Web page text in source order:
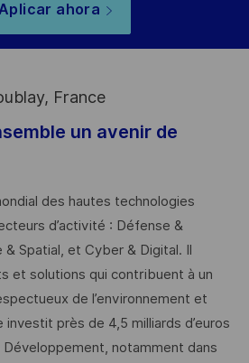
ahora
France
un avenir de
des hautes technologies
d’activité : Défense &
Spatial, et Cyber & Digital. Il
et solutions qui contribuent à un
de l’environnement et
investit près de 4,5 milliards d’euros
Développement, notamment dans